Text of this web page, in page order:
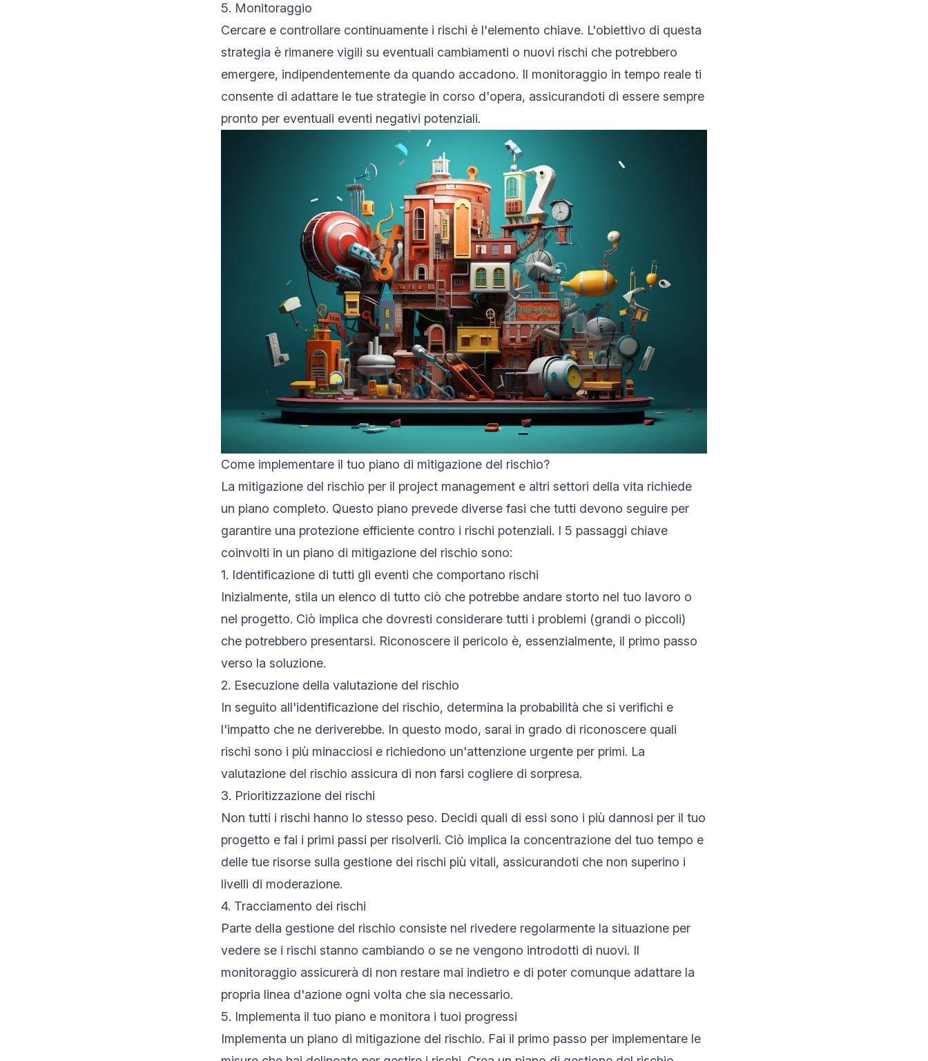
5. Monitoraggio
Cercare e controllare continuamente i rischi è l'elemento chiave. L'obiettivo di questa
strategia è rimanere vigili su eventuali cambiamenti o nuovi rischi che potrebbero
emergere, indipendentemente da quando accadono. Il monitoraggio in tempo reale ti
consente di adattare le tue strategie in corso d'opera, assicurandoti di essere sempre
pronto per eventuali eventi negativi potenziali.
Come implementare il tuo piano di mitigazione del rischio?
La mitigazione del rischio per il project management e altri settori della vita richiede
un piano completo. Questo piano prevede diverse fasi che tutti devono seguire per
garantire una protezione efficiente contro i rischi potenziali. I 5 passaggi chiave
coinvolti in un piano di mitigazione del rischio sono:
1. Identificazione di tutti gli eventi che comportano rischi
Inizialmente, stila un elenco di tutto ciò che potrebbe andare storto nel tuo lavoro o
nel progetto. Ciò implica che dovresti considerare tutti i problemi (grandi o piccoli)
che potrebbero presentarsi. Riconoscere il pericolo è, essenzialmente, il primo passo
verso la soluzione.
2. Esecuzione della valutazione del rischio
In seguito all'identificazione del rischio, determina la probabilità che si verifichi e
l'impatto che ne deriverebbe. In questo modo, sarai in grado di riconoscere quali
rischi sono i più minacciosi e richiedono un'attenzione urgente per primi. La
valutazione del rischio assicura di non farsi cogliere di sorpresa.
3. Prioritizzazione dei rischi
Non tutti i rischi hanno lo stesso peso. Decidi quali di essi sono i più dannosi per il tuo
progetto e fai i primi passi per risolverli. Ciò implica la concentrazione del tuo tempo e
delle tue risorse sulla gestione dei rischi più vitali, assicurandoti che non superino i
livelli di moderazione.
4. Tracciamento dei rischi
Parte della gestione del rischio consiste nel rivedere regolarmente la situazione per
vedere se i rischi stanno cambiando o se ne vengono introdotti di nuovi. Il
monitoraggio assicurerà di non restare mai indietro e di poter comunque adattare la
propria linea d'azione ogni volta che sia necessario.
5. Implementa il tuo piano e monitora i tuoi progressi
Implementa un piano di mitigazione del rischio. Fai il primo passo per implementare le